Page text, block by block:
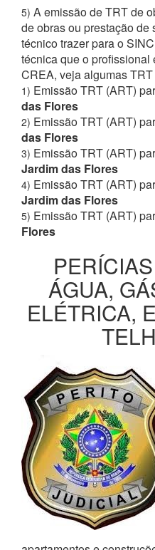
5) A emissão de TRT de
de obras ou prestação de
técnico trazer para o
técnica que o
CREA, veja algumas
1) Emissão TRT (ART)
das Flores
2) Emissão TRT (ART)
das Flores
3) Emissão TRT (ART)
Jardim das Flores
4) Emissão TRT (ART)
Jardim das Flores
5) Emissão TRT (ART)
Flores
ÁGUA,
ELÉTRICA,